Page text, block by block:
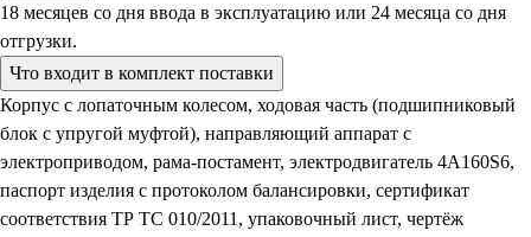
18 месяцев со дня ввода в эксплуатацию или 24 месяца со дня
отгрузки.
Что входит в комплект поставки
Корпус с лопаточным колесом, ходовая часть (подшипниковый
блок с упругой муфтой), направляющий аппарат с
электроприводом, рама-постамент, электродвигатель 4А160S6,
паспорт изделия с протоколом балансировки, сертификат
соответствия ТР ТС 010/2011, упаковочный лист, чертёж